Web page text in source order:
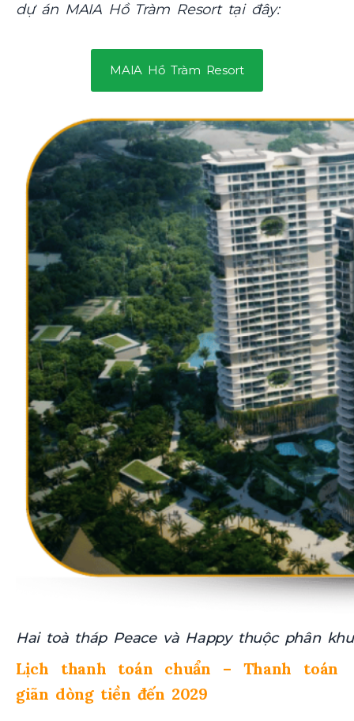
dự án MAIA Hồ Tràm Resort tại đây:
MAIA Hồ Tràm Resort
Hai toà tháp Peace và Happy thuộc phân
Lịch thanh toán chuẩn – Thanh toán
giãn dòng tiền đến 2029